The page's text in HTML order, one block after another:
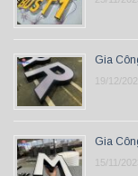
Gia
19/12/
Gia
15/11/